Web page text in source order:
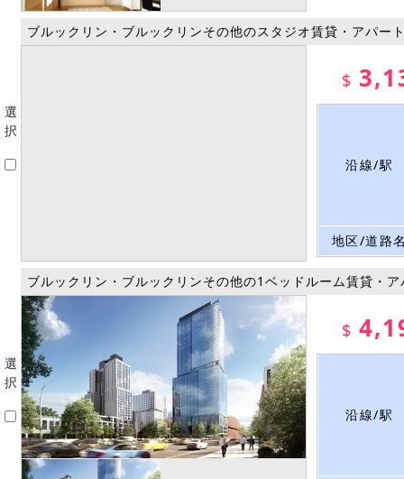
選
択
ブルックリン・ブルックリンその他のスタジオ賃貸・アパー
$
沿線/駅
地区/道路
選
択
ブルックリン・ブルックリンその他の1ベッドルーム賃貸・
$
沿線/駅